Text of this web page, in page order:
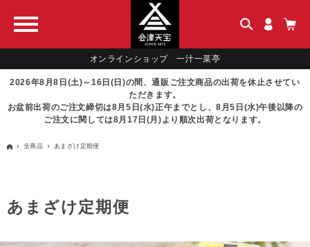
オンラインショップ 一汁一菜亭
2026年8月8日(土)～16日(日)の間、通販ご注文商品の出荷を休止させてい
ただきます。
お盆前出荷のご注文締切は8月5日(水)正午までとし、8月5日(水)午後以降の
ご注文に関しては8月17日(月)より順次出荷となります。
全商品 あまざけ定期便
あまざけ定期便